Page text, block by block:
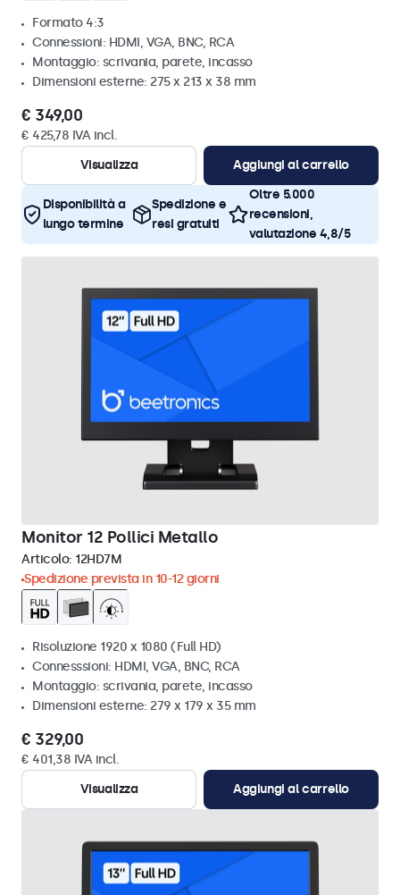
Formato 4:3
Connessioni: HDMI, VGA, BNC, RCA
Montaggio: scrivania, parete, incasso
Dimensioni esterne: 275 x 213 x 38 mm
€ 349,00
€ 425,78 IVA incl.
Visualizza
Aggiungi al carrello
Disponibilità a
lungo termine
Spedizione e
resi gratuiti
Oltre 5.000
recensioni,
valutazione 4,8/5
Monitor 12 Pollici Metallo
Articolo: 12HD7M
Spedizione prevista in 10-12 giorni
Risoluzione 1920 x 1080 (Full HD)
Connesssioni: HDMI, VGA, BNC, RCA
Montaggio: scrivania, parete, incasso
Dimensioni esterne: 279 x 179 x 35 mm
€ 329,00
€ 401,38 IVA incl.
Visualizza
Aggiungi al carrello